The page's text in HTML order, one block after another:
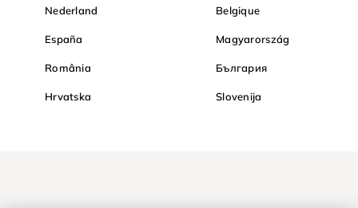
Nederland Belgique
España Magyarország
România България
Hrvatska Slovenija